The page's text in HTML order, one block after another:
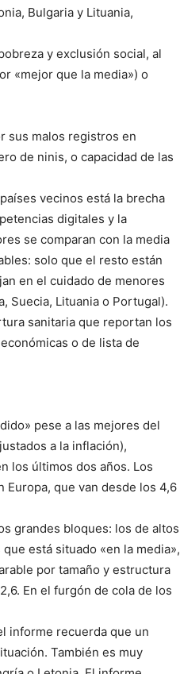
Bulgaria y Lituania,
y exclusión social, al
«mejor que la media») o
sus malos registros en
de ninis, o capacidad de las
vecinos está la brecha
digitales y la
se comparan con la media
solo que el resto están
en el cuidado de menores
Suecia, Lituania o Portugal).
sanitaria que reportan los
o de lista de
pese a las mejores del
a la inflación),
los últimos dos años. Los
que van desde los 4,6
grandes bloques: los de altos
está situado «en la media»,
por tamaño y estructura
En el furgón de cola de los
informe recuerda que un
También es muy